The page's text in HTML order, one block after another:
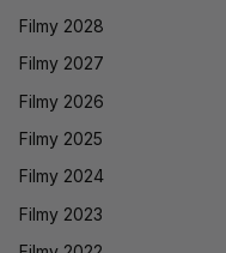
Filmy 2028
Filmy 2027
Filmy 2026
Filmy 2025
Filmy 2024
Filmy 2023